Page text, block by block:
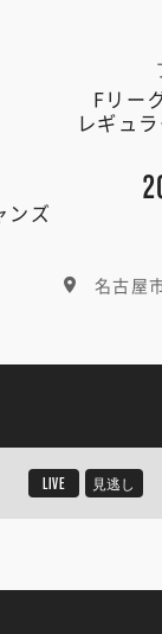
Fリー
レギュ
ンズ
名古屋
LIVE 見逃し